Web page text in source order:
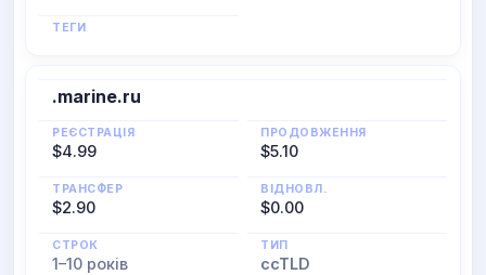
ТЕГИ
.marine.ru
РЕЄСТРАЦІЯ
$4.99
ПРОДОВЖЕННЯ
$5.10
ТРАНСФЕР
$2.90
ВІДНОВЛ.
$0.00
СТРОК
1–10 років
ТИП
ccTLD